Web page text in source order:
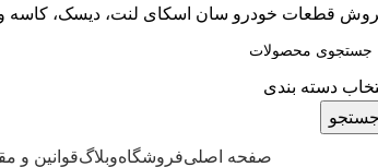
قطعات خودرو سان اسکای لنت، دیسک، کاسه
دسته بندی
صفحه اصلیفروشگاهوبلاگقوانین و